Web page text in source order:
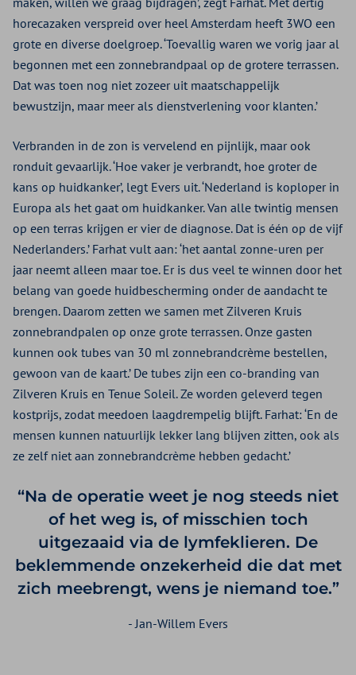
horecazaken verspreid over heel Amsterdam heeft 3WO een
grote en diverse doelgroep. ‘Toevallig waren we vorig jaar al
begonnen met een zonnebrandpaal op de grotere terrassen.
Dat was toen nog niet zozeer uit maatschappelijk
bewustzijn, maar meer als dienstverlening voor klanten.’
Verbranden in de zon is vervelend en pijnlijk, maar ook
ronduit gevaarlijk. ‘Hoe vaker je verbrandt, hoe groter de
kans op huidkanker’, legt Evers uit. ‘Nederland is koploper in
Europa als het gaat om huidkanker. Van alle twintig mensen
op een terras krijgen er vier de diagnose. Dat is één op de vijf
Nederlanders.’ Farhat vult aan: ‘het aantal zonne-uren per
jaar neemt alleen maar toe. Er is dus veel te winnen door het
belang van goede huidbescherming onder de aandacht te
brengen. Daarom zetten we samen met Zilveren Kruis
zonnebrandpalen op onze grote terrassen. Onze gasten
kunnen ook tubes van 30 ml zonnebrandcrème bestellen,
gewoon van de kaart.’ De tubes zijn een co-branding van
Zilveren Kruis en Tenue Soleil. Ze worden geleverd tegen
kostprijs, zodat meedoen laagdrempelig blijft. Farhat: ‘En de
mensen kunnen natuurlijk lekker lang blijven zitten, ook als
ze zelf niet aan zonnebrandcrème hebben gedacht.’
“Na de operatie weet je nog steeds niet
of het weg is, of misschien toch
uitgezaaid via de lymfeklieren. De
beklemmende onzekerheid die dat met
zich meebrengt, wens je niemand toe.”
- Jan-Willem Evers